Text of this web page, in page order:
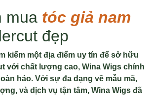
mua tóc giả nam
đẹp
kiếm một địa điểm uy tín để sở hữu
với chất lượng cao, Wina Wigs chính
hảo. Với sự đa dạng về mẫu mã,
và dịch vụ tận tâm, Wina Wigs đã